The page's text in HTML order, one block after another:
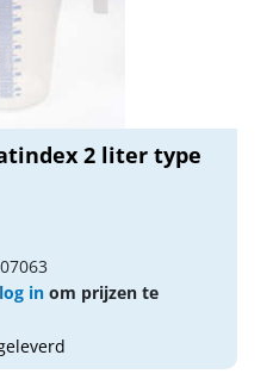
2 liter type
log in om prijzen te